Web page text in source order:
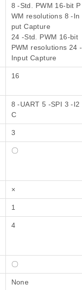
8 -Std. PWM 16-bit P
WM resolutions 8 -In
put Capture
24 -Std. PWM 16-bit
PWM resolutions 24 -
Input Capture
16
8 -UART 5 -SPI 3 -I2
C
3
〇
×
1
4
〇
None